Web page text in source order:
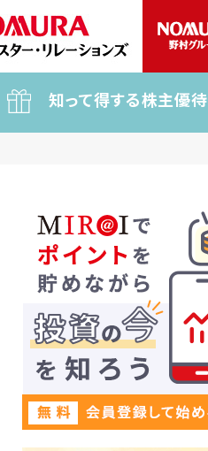
知って得する株主優待